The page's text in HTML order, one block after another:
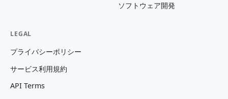
ソフトウェア開発
LEGAL
プライバシーポリシー
サービス利用規約
API Terms